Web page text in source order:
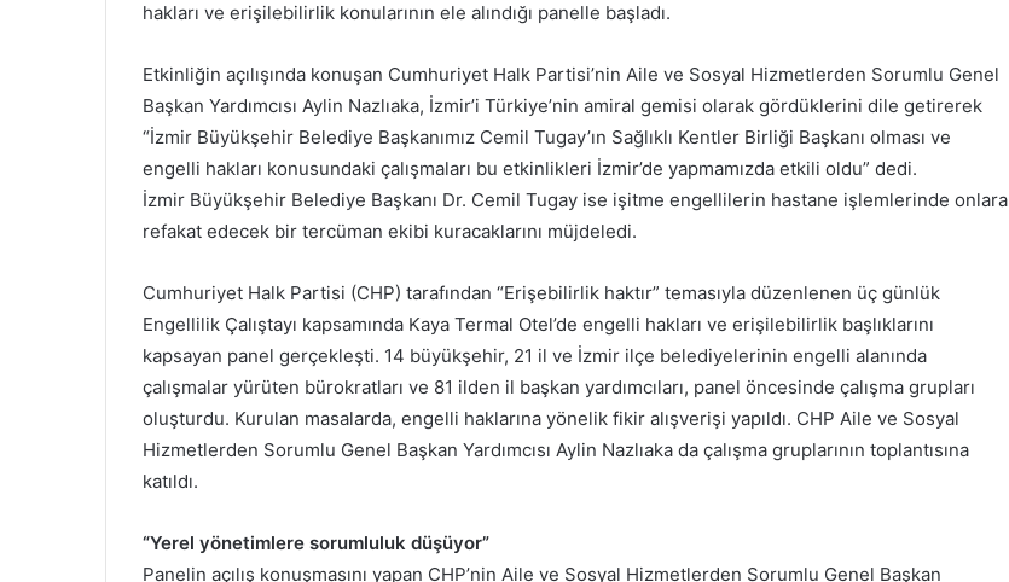
hakları ve erişilebilirlik konularının ele alındığı panelle başladı.
Etkinliğin açılışında konuşan Cumhuriyet Halk Partisi’nin Aile ve Sosyal Hizmetlerden Sorumlu Genel
Başkan Yardımcısı Aylin Nazlıaka, İzmir’i Türkiye’nin amiral gemisi olarak gördüklerini dile getirerek
“İzmir Büyükşehir Belediye Başkanımız Cemil Tugay’ın Sağlıklı Kentler Birliği Başkanı olması ve
engelli hakları konusundaki çalışmaları bu etkinlikleri İzmir’de yapmamızda etkili oldu” dedi.
İzmir Büyükşehir Belediye Başkanı Dr. Cemil Tugay ise işitme engellilerin hastane işlemlerinde onlara
refakat edecek bir tercüman ekibi kuracaklarını müjdeledi.
Cumhuriyet Halk Partisi (CHP) tarafından “Erişebilirlik haktır” temasıyla düzenlenen üç günlük
Engellilik Çalıştayı kapsamında Kaya Termal Otel’de engelli hakları ve erişilebilirlik başlıklarını
kapsayan panel gerçekleşti. 14 büyükşehir, 21 il ve İzmir ilçe belediyelerinin engelli alanında
çalışmalar yürüten bürokratları ve 81 ilden il başkan yardımcıları, panel öncesinde çalışma grupları
oluşturdu. Kurulan masalarda, engelli haklarına yönelik fikir alışverişi yapıldı. CHP Aile ve Sosyal
Hizmetlerden Sorumlu Genel Başkan Yardımcısı Aylin Nazlıaka da çalışma gruplarının toplantısına
katıldı.
“Yerel yönetimlere sorumluluk düşüyor”
Panelin açılış konuşmasını yapan CHP’nin Aile ve Sosyal Hizmetlerden Sorumlu Genel Başkan